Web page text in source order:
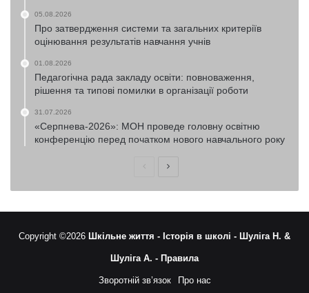
05.08.2026
Про затвердження системи та загальних критеріїв
оцінювання результатів навчання учнів
01.08.2026
Педагогічна рада закладу освіти: повноваження,
рішення та типові помилки в організації роботи
31.07.2026
«Серпнева-2026»: МОН проведе головну освітню
конференцію перед початком нового навчального року
ПопередняНаступна
Copyright ©2026 Шкільне життя - Історія в школі - Шуліга Н. &
Шуліга А. - Правила
Зворотній зв’язок Про нас